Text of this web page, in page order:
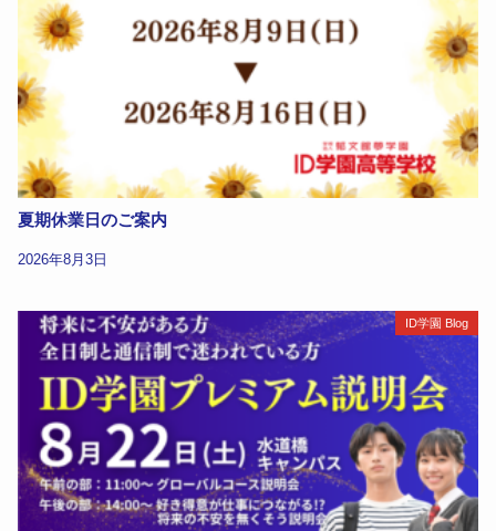
夏期休業日のご案内
2026年8月3日
ID学園 Blog